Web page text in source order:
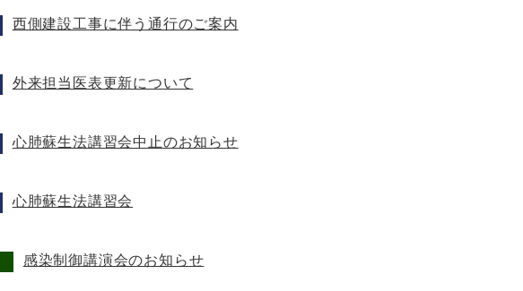
西側建設工事に伴う通行のご案内
外来担当医表更新について
心肺蘇生法講習会中止のお知らせ
心肺蘇生法講習会
感染制御講演会のお知らせ